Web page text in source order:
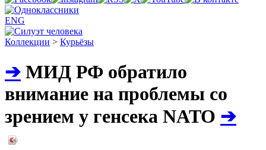
ENG
Коллекции > Курьёзы
➔ МИД РФ обратило
внимание на проблемы со
зрением у генсека NATO ➔